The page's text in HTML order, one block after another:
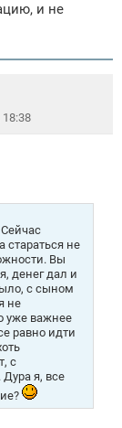
и не
стараться не
Вы
денег дал и
с сыном
не
уже важнее
равно идти
с
я, все